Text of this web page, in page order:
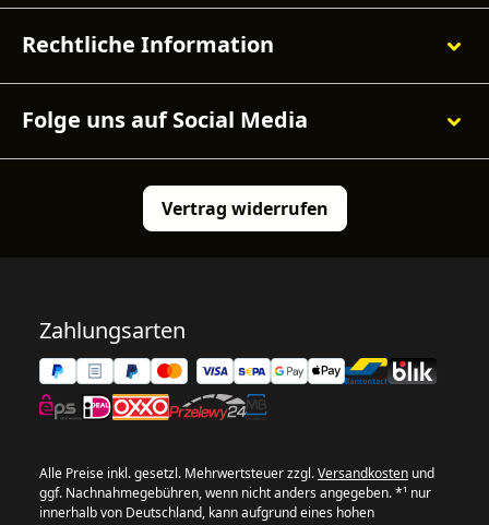
Rechtliche Information
Folge uns auf Social Media
Vertrag widerrufen
Zahlungsarten
Alle Preise inkl. gesetzl. Mehrwertsteuer zzgl.Versandkosten und
ggf. Nachnahmegebühren, wenn nicht anders angegeben. *¹ nur
innerhalb von Deutschland, kann aufgrund eines hohen